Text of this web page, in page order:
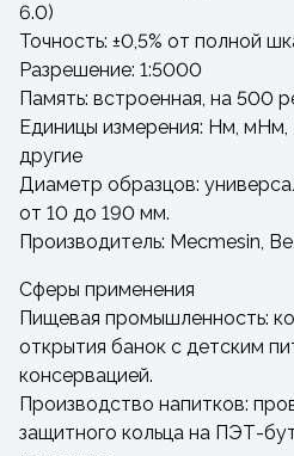
6.0)
Точность: ±0,5% от полной
Разрешение: 1:5000
Память: встроенная, на 500
Единицы измерения: Нм, мНм,
другие
Диаметр образцов:
от 10 до 190 мм.
Производитель: Mecmesin,
Сферы применения
Пищевая промышленность:
открытия банок с детским
консервацией.
Производство напитков:
защитного кольца на ПЭТ-